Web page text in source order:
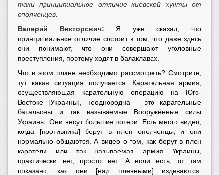
таки принципиальное отличие киевской хунты от
ополченцев.
Валерий Викторович: Я уже сказал, что
принципиальное отличие состоит в том, что даже здесь
они понимают, что они совершают уголовные
преступления, поэтому ходят в балаклавах.
Что в этом плане необходимо рассмотреть? Смотрите,
тут какая ситуация получается. Карательная армия,
осуществляющая карательную операцию на Юго-
Востоке [Украины], неоднородна – это карательные
батальоны и так называемые Вооружённые силы
Украины. Они несут большие потери. Есть много видео,
когда [противника] берут в плен ополченцы, и они
нормально общаются. А видео о том, как берут в плен
каратели или так называемая армия Украины,
практически нет, просто нет. А если есть, то там
показано, как они [над пленными] издеваются.